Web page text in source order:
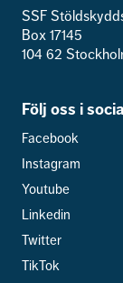
SSF
Box 17145
104 62
Följ oss i
Facebook
Instagram
Youtube
Linkedin
Twitter
TikTok